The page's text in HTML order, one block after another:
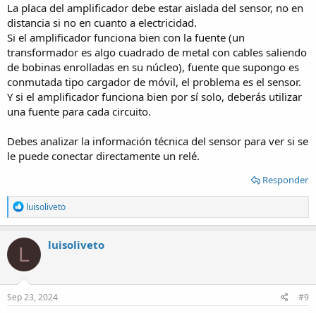
La placa del amplificador debe estar aislada del sensor, no en
distancia si no en cuanto a electricidad.
Si el amplificador funciona bien con la fuente (un
transformador es algo cuadrado de metal con cables saliendo
de bobinas enrolladas en su núcleo), fuente que supongo es
conmutada tipo cargador de móvil, el problema es el sensor.
Y si el amplificador funciona bien por sí solo, deberás utilizar
una fuente para cada circuito.
Debes analizar la información técnica del sensor para ver si se
le puede conectar directamente un relé.
Responder
R
e
a
c
i
o
n
s
luisoliveto
L luisoliveto
Sep 23, 2024 #9